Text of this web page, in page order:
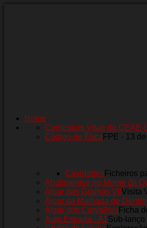
Home
Curriculum Vitae do CEAE-
Código de Ética FPE - 13
CavidadesFicheiros
Abatimentos no Monte da
Algar das Gralhas VII Visita
Algar da Malhada de Dentro
Algar dos CarvalhosFicha
Auto Estrada - A1Sub-lanço